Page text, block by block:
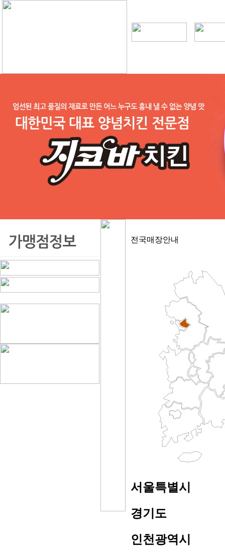
전국매장안내
서울특별시
경기도
인천광역시